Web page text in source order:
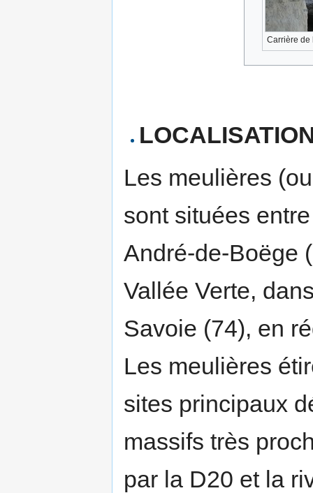
Carrière de
Les meulières
sont situées
André-de-Boëge
Vallée Verte,
Savoie (74), en
Les meulières
sites principaux
massifs très
par la D20 et la